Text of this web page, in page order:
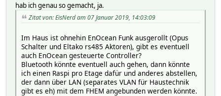
hab ich genau so gemacht, ja.
Zitat von: EisNerd am 07 Januar 2019, 14:03:09
Im Haus ist ohnehin EnOcean Funk ausgerollt (Opus
Schalter und Eltako rs485 Aktoren), gibt es eventuell
auch EnOcean gesteuerte Controller?
Bluetooth könnte eventuell auch gehen, dann könnte
ich einen Raspi pro Etage dafür und anderes abstellen,
der dann über LAN (separates VLAN für Haustechnik
gibt es eh) mit dem FHEM angebunden werden könnte.